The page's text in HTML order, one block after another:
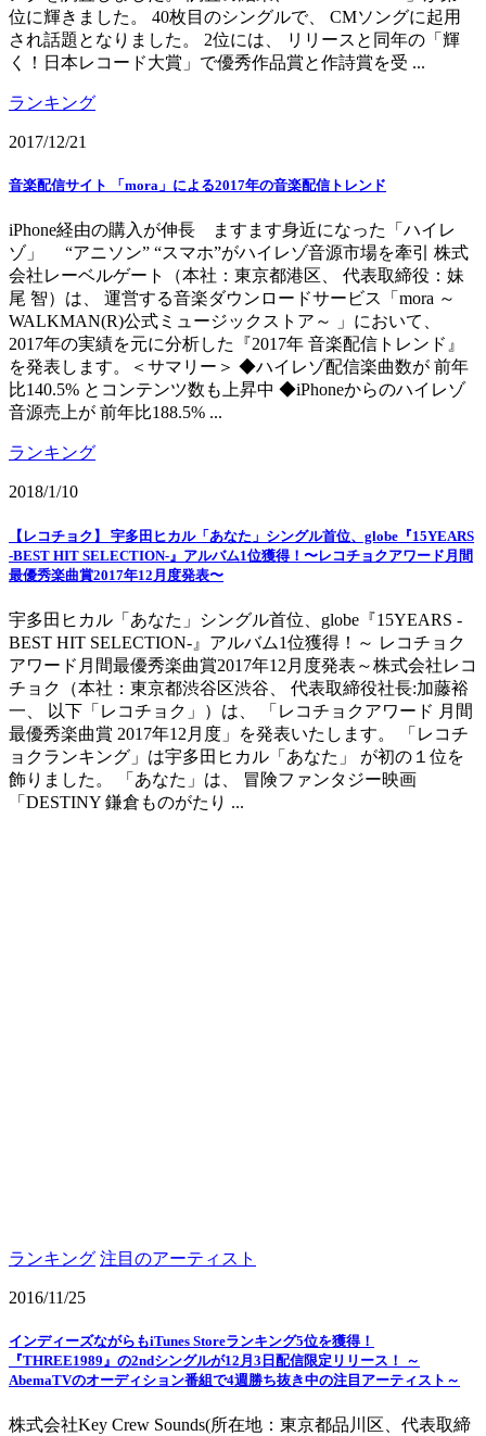
位に輝きました。 40枚目のシングルで、 CMソングに起用
され話題となりました。 2位には、 リリースと同年の「輝
く！日本レコード大賞」で優秀作品賞と作詩賞を受 ...
ランキング
2017/12/21
音楽配信サイト 「mora」による2017年の音楽配信トレンド
iPhone経由の購入が伸長 ますます身近になった「ハイレ
ゾ」 “アニソン” “スマホ”がハイレゾ音源市場を牽引 株式
会社レーベルゲート（本社：東京都港区、 代表取締役：妹
尾 智）は、 運営する音楽ダウンロードサービス「mora ～
WALKMAN(R)公式ミュージックストア～ 」において、
2017年の実績を元に分析した『2017年 音楽配信トレンド』
を発表します。＜サマリー＞ ◆ハイレゾ配信楽曲数が 前年
比140.5% とコンテンツ数も上昇中 ◆iPhoneからのハイレゾ
音源売上が 前年比188.5% ...
ランキング
2018/1/10
【レコチョク】 宇多田ヒカル「あなた」シングル首位、globe『15YEARS
-BEST HIT SELECTION-』アルバム1位獲得！〜レコチョクアワード月間
最優秀楽曲賞2017年12月度発表〜
宇多田ヒカル「あなた」シングル首位、globe『15YEARS -
BEST HIT SELECTION-』アルバム1位獲得！～ レコチョク
アワード月間最優秀楽曲賞2017年12月度発表～株式会社レコ
チョク（本社：東京都渋谷区渋谷、 代表取締役社長:加藤裕
一、 以下「レコチョク」）は、 「レコチョクアワード 月間
最優秀楽曲賞 2017年12月度」を発表いたします。 「レコチ
ョクランキング」は宇多田ヒカル「あなた」 が初の１位を
飾りました。 「あなた」は、 冒険ファンタジー映画
「DESTINY 鎌倉ものがたり ...
ランキング 注目のアーティスト
2016/11/25
インディーズながらもiTunes Storeランキング5位を獲得！
『THREE1989』の2ndシングルが12月3日配信限定リリース！ ～
AbemaTVのオーディション番組で4週勝ち抜き中の注目アーティスト～
株式会社Key Crew Sounds(所在地：東京都品川区、代表取締